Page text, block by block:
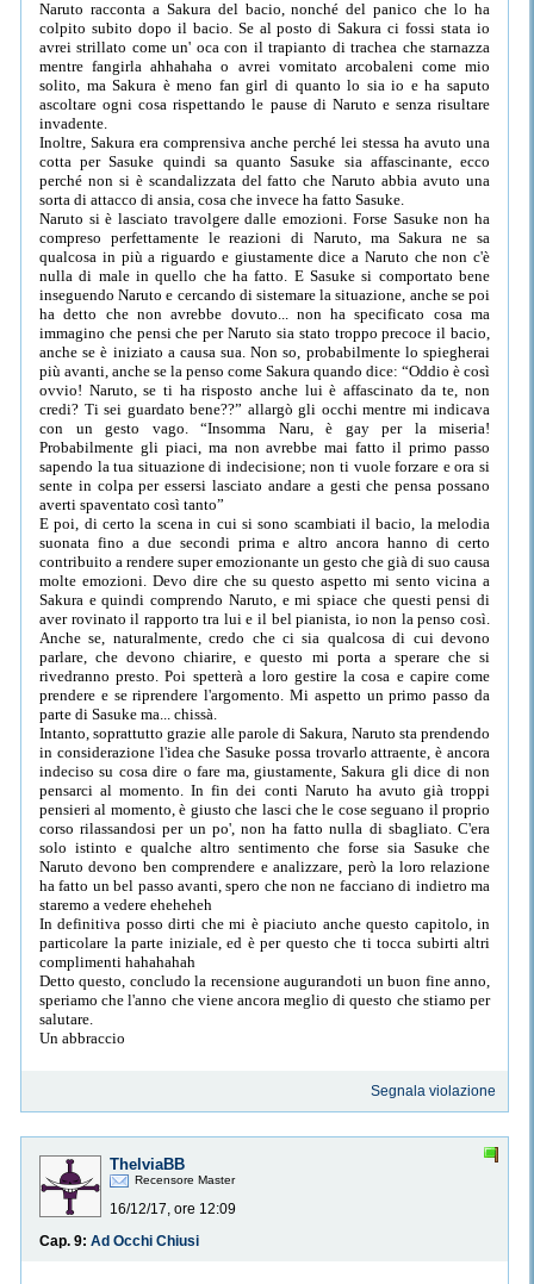
Naruto racconta a Sakura del bacio, nonché del panico che lo ha
colpito subito dopo il bacio. Se al posto di Sakura ci fossi stata io
avrei strillato come un' oca con il trapianto di trachea che starnazza
mentre fangirla ahhahaha o avrei vomitato arcobaleni come mio
solito, ma Sakura è meno fan girl di quanto lo sia io e ha saputo
ascoltare ogni cosa rispettando le pause di Naruto e senza risultare
invadente.
Inoltre, Sakura era comprensiva anche perché lei stessa ha avuto una
cotta per Sasuke quindi sa quanto Sasuke sia affascinante, ecco
perché non si è scandalizzata del fatto che Naruto abbia avuto una
sorta di attacco di ansia, cosa che invece ha fatto Sasuke.
Naruto si è lasciato travolgere dalle emozioni. Forse Sasuke non ha
compreso perfettamente le reazioni di Naruto, ma Sakura ne sa
qualcosa in più a riguardo e giustamente dice a Naruto che non c'è
nulla di male in quello che ha fatto. E Sasuke si comportato bene
inseguendo Naruto e cercando di sistemare la situazione, anche se poi
ha detto che non avrebbe dovuto... non ha specificato cosa ma
immagino che pensi che per Naruto sia stato troppo precoce il bacio,
anche se è iniziato a causa sua. Non so, probabilmente lo spiegherai
più avanti, anche se la penso come Sakura quando dice: “Oddio è così
ovvio! Naruto, se ti ha risposto anche lui è affascinato da te, non
credi? Ti sei guardato bene??” allargò gli occhi mentre mi indicava
con un gesto vago. “Insomma Naru, è gay per la miseria!
Probabilmente gli piaci, ma non avrebbe mai fatto il primo passo
sapendo la tua situazione di indecisione; non ti vuole forzare e ora si
sente in colpa per essersi lasciato andare a gesti che pensa possano
averti spaventato così tanto”
E poi, di certo la scena in cui si sono scambiati il bacio, la melodia
suonata fino a due secondi prima e altro ancora hanno di certo
contribuito a rendere super emozionante un gesto che già di suo causa
molte emozioni. Devo dire che su questo aspetto mi sento vicina a
Sakura e quindi comprendo Naruto, e mi spiace che questi pensi di
aver rovinato il rapporto tra lui e il bel pianista, io non la penso così.
Anche se, naturalmente, credo che ci sia qualcosa di cui devono
parlare, che devono chiarire, e questo mi porta a sperare che si
rivedranno presto. Poi spetterà a loro gestire la cosa e capire come
prendere e se riprendere l'argomento. Mi aspetto un primo passo da
parte di Sasuke ma... chissà.
Intanto, soprattutto grazie alle parole di Sakura, Naruto sta prendendo
in considerazione l'idea che Sasuke possa trovarlo attraente, è ancora
indeciso su cosa dire o fare ma, giustamente, Sakura gli dice di non
pensarci al momento. In fin dei conti Naruto ha avuto già troppi
pensieri al momento, è giusto che lasci che le cose seguano il proprio
corso rilassandosi per un po', non ha fatto nulla di sbagliato. C'era
solo istinto e qualche altro sentimento che forse sia Sasuke che
Naruto devono ben comprendere e analizzare, però la loro relazione
ha fatto un bel passo avanti, spero che non ne facciano di indietro ma
staremo a vedere eheheheh
In definitiva posso dirti che mi è piaciuto anche questo capitolo, in
particolare la parte iniziale, ed è per questo che ti tocca subirti altri
complimenti hahahahah
Detto questo, concludo la recensione augurandoti un buon fine anno,
speriamo che l'anno che viene ancora meglio di questo che stiamo per
salutare.
Un abbraccio
Segnala violazione
ThelviaBB
Recensore Master
16/12/17, ore 12:09
Cap. 9: Ad Occhi Chiusi